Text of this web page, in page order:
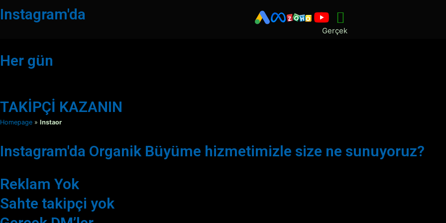
Instagram'da
Gerçek
Her gün
TAKİPÇİ KAZANIN
Homepage » Instaor
Instagram'da Organik Büyüme hizmetimizle size ne sunuyoruz?
Reklam Yok
Sahte takipçi yok